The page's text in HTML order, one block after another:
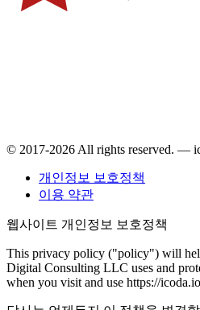
© 2017-2026 All rights reserved. —
개인정보 보호정책
이용 약관
웹사이트 개인정보 보호정책
This privacy policy ("policy") will
Digital Consulting LLC uses and
when you visit and use https://